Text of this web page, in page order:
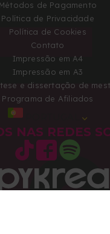
Métodos de Pagamento
Política de Privacidade
Política de Cookies
Contato
Impressão em A4
Impressão em A3
e dissertação de
Programa de Afiliados
NAS REDES